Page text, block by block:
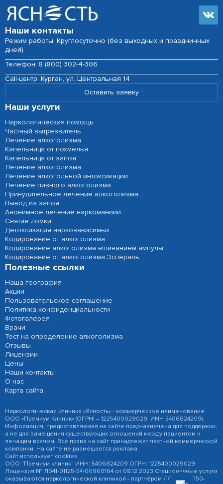
Наши контакты
Режим работы: Круглосуточно (без выходных и праздничных
дней)
Телефон: 8 (800) 302-4-306
Сall-центр: Курган, ул. Центральная 14
Оставить заявку
Наши услуги
Наркологическая помощь
Частный вытрезвитель
Лечение алкоголизма
Капельница от похмелья
Капельница от запоя
Лечение алкоголизма
Лечение алкогольной интоксикации
Лечение пивного алкоголизма
Принудительное лечение алкоголизма
Вывод из запоя
Анонимное лечение наркоманиии
Снятие ломки
Детоксикация наркозависимых
Кодирование от алкоголизма
Кодирование алкоголизма вшиванием ампулы
Кодирование от алкоголизма Эспераль
Полезные ссылки
Наша география
Акции
Пользовательское соглашение
Политика конфиденциальности
Фотогалерея
Врачи
Тест на определение алкоголизма
Отзывы
Лицензии
Цены
Наши контакты
О нас
Карта сайта
Наркологическая клиника «Ясность» - коммерческое наименование
ООО «Премиум Клиник» (ОГРНÍ – 1225400029029, ИНН 5406824209).
Информация, предоставляемая на сайте предназначена для поддержки,
а не для замещения существующих отношений между пациентом и
лечащим врачом. Все права на сайт принадлежат частной коммерческой
компании. На сайте не размещается реклама
Сайт использует cookies
ООО "Премиум клиник" ИНН: 5406824209 ОГРН: 1225400029029
Лицензия № Л041-01125-54/00960164 от 08.12.2023 Стационарные услуги
оказываются наркологической клиникой - партнёром ЛО-041-01050-